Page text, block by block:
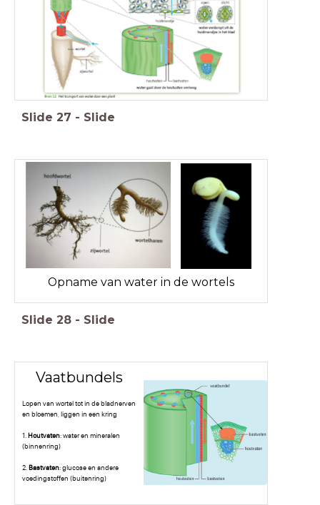
Slide 27 - Slide
Opname van water in de wortels
Slide 28 - Slide
Vaatbundels
Lopen van wortel tot in de bladnerven
en bloemen, liggen in een kring
1.Houtvaten: water en mineralen
(binnenring)
2.Bastvaten: glucose en andere
voedingstoffen (buitenring)